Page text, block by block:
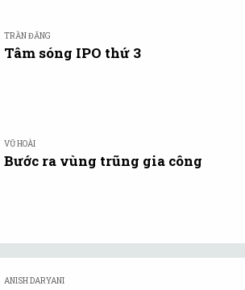
TRẦN ĐĂNG
Tâm sóng IPO thứ 3
VŨ HOÀI
Bước ra vùng trũng gia công
ANISH DARYANI